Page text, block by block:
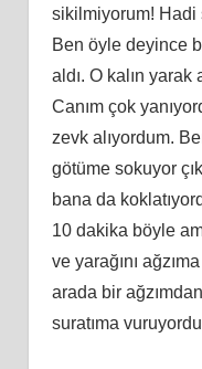
sikilmiyorum! Hadi
Ben öyle deyince
aldı. O kal ın yarak
Canım çok
zevk alıyordum.
götüme sokuyor
bana da
10 dakika böyle
ve yarağını
arada bir
suratıma